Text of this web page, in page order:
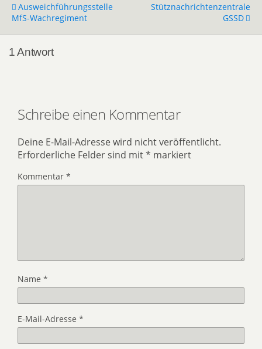
Ausweichführungsstelle
MfS-Wachregiment
Stütznachrichtenzentrale
GSSD
1 Antwort
Schreibe einen Kommentar
Deine E-Mail-Adresse wird nicht veröffentlicht.
Erforderliche Felder sind mit* markiert
Kommentar *
Name *
E-Mail-Adresse *